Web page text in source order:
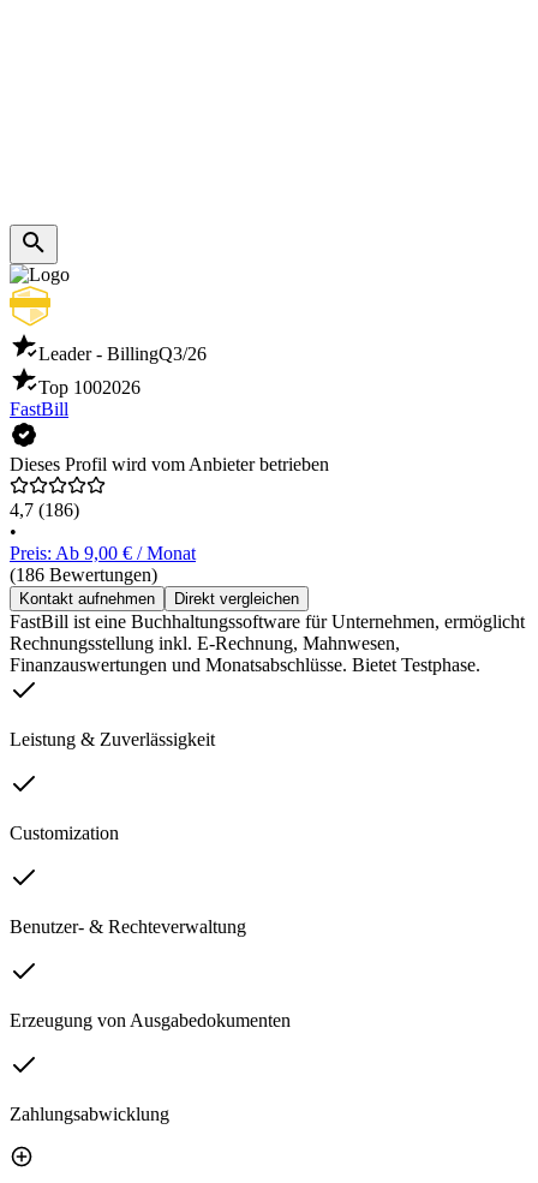
Leader - BillingQ3/26
Top 1002026
FastBill
Dieses Profil wird vom Anbieter betrieben
4,7 (186)
•
Preis: Ab 9,00 € / Monat
(186 Bewertungen)
Kontakt aufnehmen Direkt vergleichen
FastBill ist eine Buchhaltungssoftware für Unternehmen, ermöglicht
Rechnungsstellung inkl. E-Rechnung, Mahnwesen,
Finanzauswertungen und Monatsabschlüsse. Bietet Testphase.
Leistung & Zuverlässigkeit
Customization
Benutzer- & Rechteverwaltung
Erzeugung von Ausgabedokumenten
Zahlungsabwicklung